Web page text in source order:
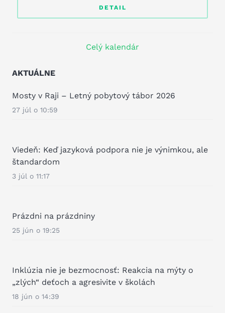
DETAIL
Celý kalendár
AKTUÁLNE
Mosty v Raji – Letný pobytový tábor 2026
27 júl o 10:59
Viedeň: Keď jazyková podpora nie je výnimkou, ale
štandardom
3 júl o 11:17
Prázdni na prázdniny
25 jún o 19:25
Inklúzia nie je bezmocnosť: Reakcia na mýty o
„zlých“ deťoch a agresivite v školách
18 jún o 14:39